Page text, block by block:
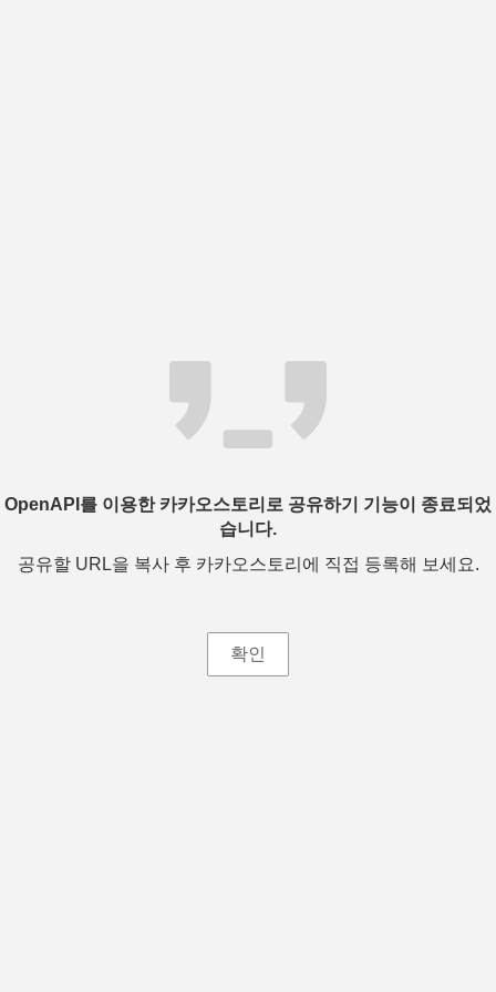
OpenAPI를 이용한 카카오스토리로 공유하기 기능이 종료되었
습니다.
공유할 URL을 복사 후 카카오스토리에 직접 등록해 보세요.
확인